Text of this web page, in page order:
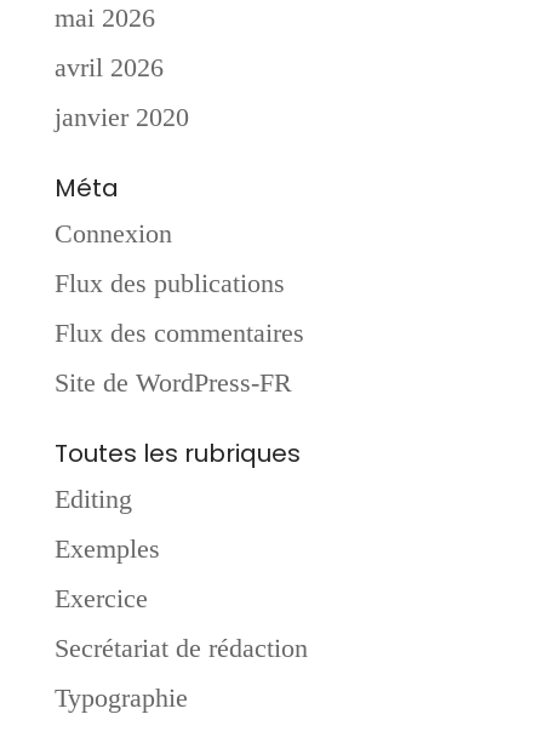
mai 2026
avril 2026
janvier 2020
Méta
Connexion
Flux des publications
Flux des commentaires
Site de WordPress-FR
Toutes les rubriques
Editing
Exemples
Exercice
Secrétariat de rédaction
Typographie